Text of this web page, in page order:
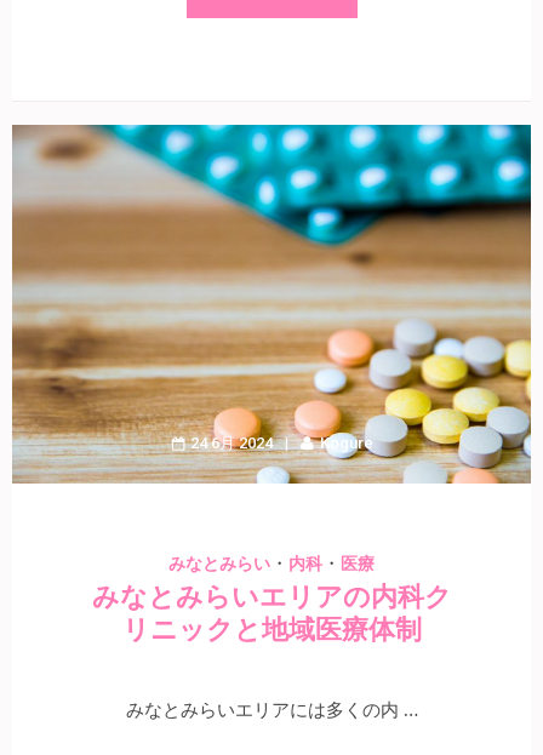
24 6月 2024 Kogure
みなとみらい ・ 内科 ・ 医療
みなとみらいエリアの内科ク
リニックと地域医療体制
みなとみらいエリアには多くの内 …